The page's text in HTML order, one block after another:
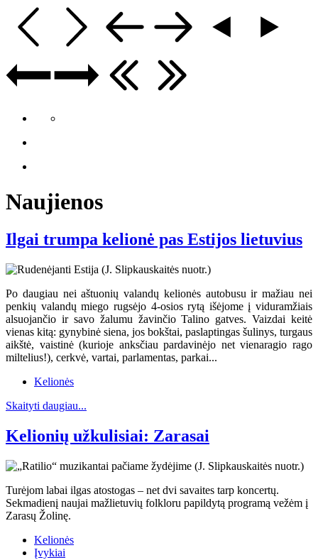
Naujienos
Ilgai trumpa kelionė pas Estijos lietuvius
Po daugiau nei aštuonių valandų kelionės autobusu ir mažiau nei
penkių valandų miego rugsėjo 4-osios rytą išėjome į viduramžiais
alsuojančio ir savo žalumu žavinčio Talino gatves. Vaizdai keitė
vienas kitą: gynybinė siena, jos bokštai, paslaptingas šulinys, turgaus
aikštė, vaistinė (kurioje anksčiau pardavinėjo net vienaragio rago
miltelius!), cerkvė, vartai, parlamentas, parkai...
Kelionės
Skaityti daugiau...
Kelionių užkulisiai: Zarasai
Turėjom labai ilgas atostogas – net dvi savaites tarp koncertų.
Sekmadienį naujai mažlietuvių folkloru papildytą programą vežėm į
Zarasų Žolinę.
Kelionės
Įvykiai